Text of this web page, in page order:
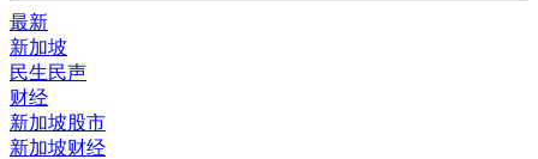
最新
新加坡
民生民声
财经
新加坡股市
新加坡财经